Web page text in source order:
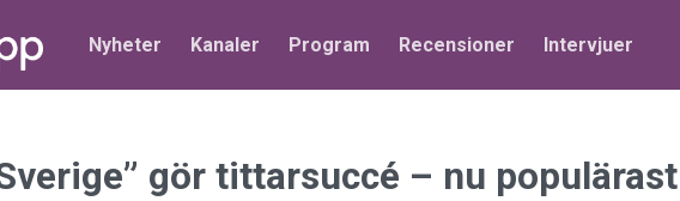
Nyheter Kanaler Program Recensioner Intervjuer
gör tittarsuccé – nu